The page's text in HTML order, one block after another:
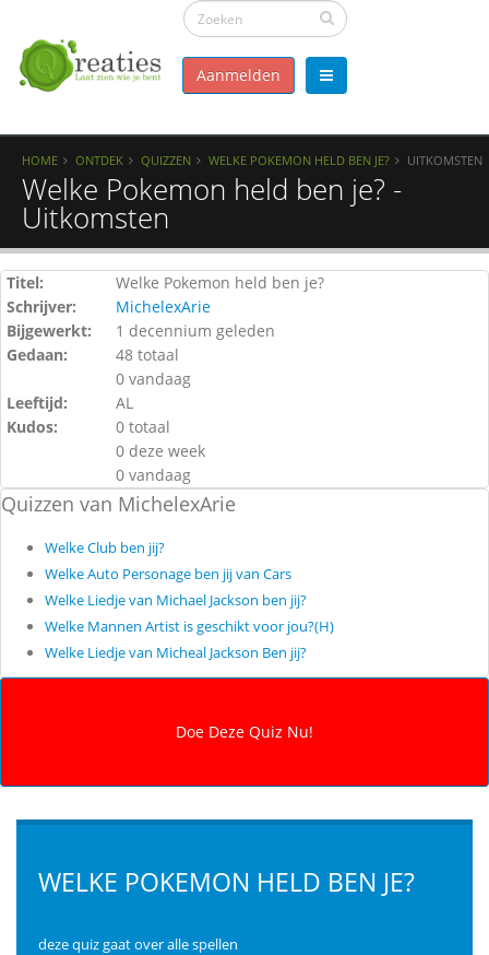
Aanmelden
HOME ONTDEK QUIZZEN WELKE POKEMON HELD BEN JE? UITKOMSTEN
Welke Pokemon held ben je? -
Uitkomsten
Titel:
Welke Pokemon held ben je?
Schrijver:
MichelexArie
Bijgewerkt:
1 decennium geleden
Gedaan:
48 totaal
0 vandaag
Leeftijd:
AL
Kudos:
0 totaal
0 deze week
0 vandaag
Quizzen van MichelexArie
Welke Club ben jij?
Welke Auto Personage ben jij van Cars
Welke Liedje van Michael Jackson ben jij?
Welke Mannen Artist is geschikt voor jou?(H)
Welke Liedje van Micheal Jackson Ben jij?
WELKE POKEMON HELD BEN JE?
deze quiz gaat over alle spellen